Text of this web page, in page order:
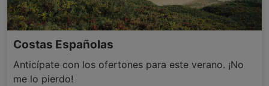
Costas Españolas
Anticípate con los ofertones para este verano. ¡No
me lo pierdo!